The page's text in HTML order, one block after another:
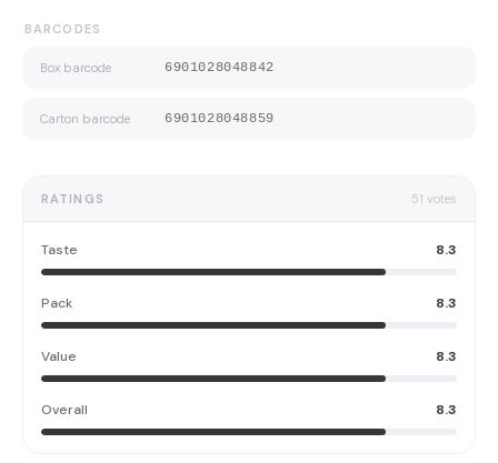
BARCODES
Box barcode 6901028048842
Carton barcode 6901028048859
RATINGS 51 votes
Taste 8.3
Pack 8.3
Value 8.3
Overall 8.3